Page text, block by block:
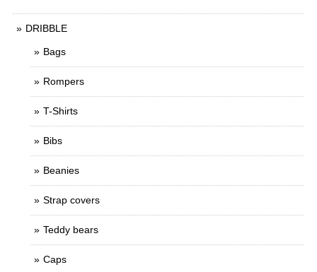
DRIBBLE
Bags
Rompers
T-Shirts
Bibs
Beanies
Strap covers
Teddy bears
Caps